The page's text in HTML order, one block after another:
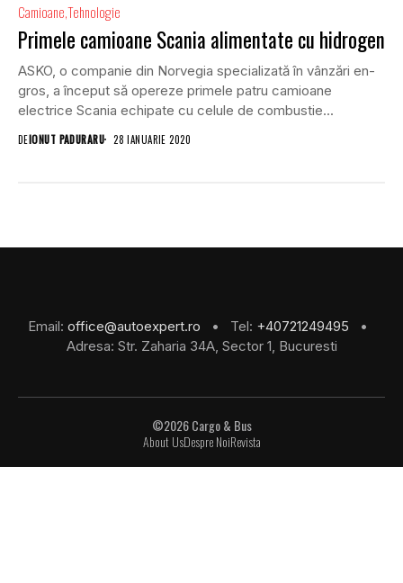
CamioaneTehnologie
Primele camioane Scania alimentate cu hidrogen
ASKO, o companie din Norvegia specializată în vânzări en-
gros, a început să opereze primele patru camioane
electrice Scania echipate cu celule de combustie...
DEIONUT PADURARU 28 IANUARIE 2020
Email: office@autoexpert.ro • Tel: +40721249495
•
Adresa: Str. Zaharia 34A, Sector 1, Bucuresti
©2026 Cargo & Bus
About UsDespre NoiRevista